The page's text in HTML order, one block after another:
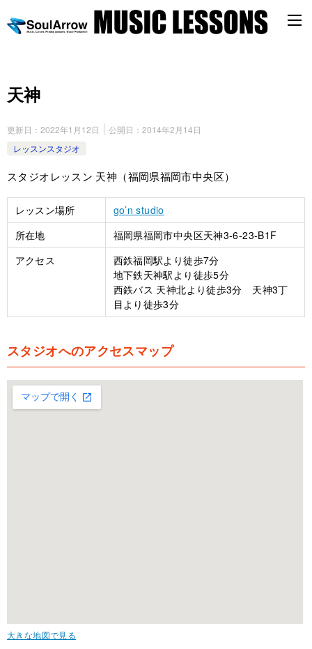
天神
更新日： 2022年1月12日 公開日： 2014年2月14日
レッスンスタジオ
スタジオレッスン 天神（福岡県福岡市中央区）
レッスン場所
go’n studio
所在地
福岡県福岡市中央区天神3-6-23-B1F
アクセス
西鉄福岡駅より徒歩7分
地下鉄天神駅より徒歩5分
西鉄バス 天神北より徒歩3分 天神3丁
目より徒歩3分
スタジオへのアクセスマップ
大きな地図で見る